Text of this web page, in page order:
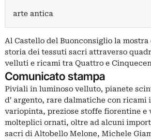
arte antica
Al Castello del Buonconsiglio la
storia dei tessuti sacri attraverso
velluti e ricami tra Quattro e
Comunicato stampa
Piviali in luminoso velluto, pianete
d’ argento, rare dalmatiche con ricami
variopinta, preziose stoffe fiorentine e
molteplici ornati, oltre ad alcuni
sacri di Altobello Melone, Michele